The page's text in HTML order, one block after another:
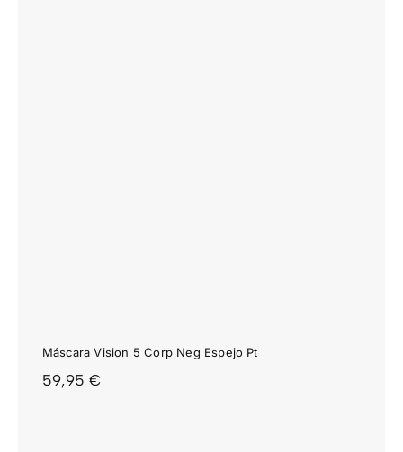
Máscara Vision 5 Corp Neg Espejo Pt
59,95€